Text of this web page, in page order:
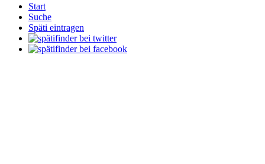
Start
Suche
Späti eintragen